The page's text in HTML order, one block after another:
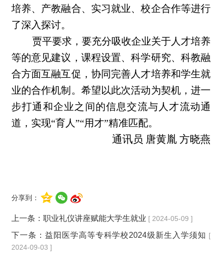
培养、产教融合、实习就业、校企合作等进行
了深入探讨。
贾平要求，要充分吸收企业关于人才培养
等的意见建议，课程设置、科学研究、科教融
合方面互融互促，协同完善人才培养和学生就
业的合作机制。希望以此次活动为契机，进一
步打通和企业之间的信息交流与人才流动通
道，实现“育人”“用才”精准匹配。
通讯员 唐黄胤 方晓燕
分享到：
上一条： 职业礼仪讲座赋能大学生就业 [ 2024-05-09 ]
下一条： 益阳医学高等专科学校2024级新生入学须知 [
2024-09-03 ]